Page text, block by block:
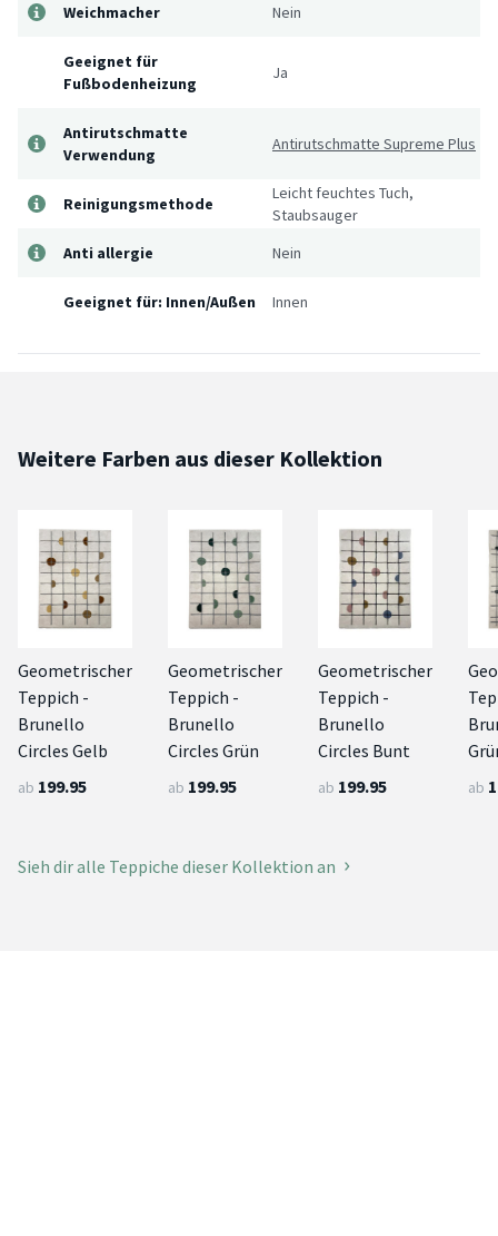
Weichmacher Nein
Geeignet für
Fußbodenheizung
Ja
Antirutschmatte
Verwendung
Antirutschmatte Supreme Plus
Reinigungsmethode
Leicht feuchtes Tuch,
Staubsauger
Anti allergie
Nein
Geeignet für: Innen/Außen Innen
Weitere Farben aus dieser Kollektion
Geometrischer
Teppich -
Brunello
Circles Gelb
ab 199.95
Geometrischer
Teppich -
Brunello
Circles Grün
ab 199.95
Geometrischer
Teppich -
Brunello
Circles Bunt
ab 199.95 ab
Sieh dir alle Teppiche dieser Kollektion an